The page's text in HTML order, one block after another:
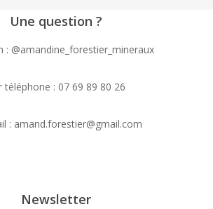
Une question ?
: @amandine_forestier_mineraux
téléphone : 07 69 89 80 26
: amand.forestier@gmail.com
Newsletter